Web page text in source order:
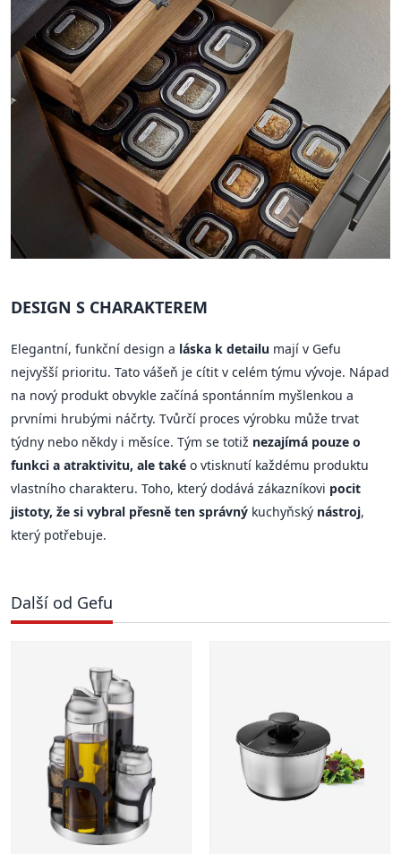
DESIGN S CHARAKTEREM
Elegantní, funkční design a láska k detailu mají v Gefu
nejvyšší prioritu. Tato vášeň je cítit v celém týmu vývoje. Nápad
na nový produkt obvykle začíná spontánním myšlenkou a
prvními hrubými náčrty. Tvůrčí proces výrobku může trvat
týdny nebo někdy i měsíce. Tým se totiž nezajímá pouze o
funkci a atraktivitu, ale také o vtisknutí každému produktu
vlastního charakteru. Toho, který dodává zákazníkovi pocit
jistoty, že si vybral přesně ten správný kuchyňský nástroj,
který potřebuje.
Další od Gefu